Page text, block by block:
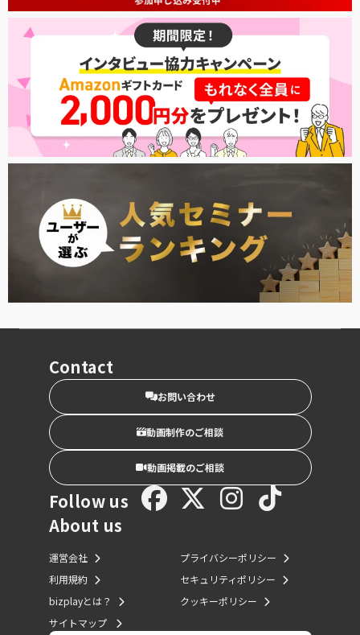
Contact
お問い合わせ
動画制作のご相談
動画掲載のご相談
Follow us
About us
運営会社
利用規約
bizplayとは？
サイトマップ
プライバシーポリシー
セキュリティポリシー
クッキーポリシー